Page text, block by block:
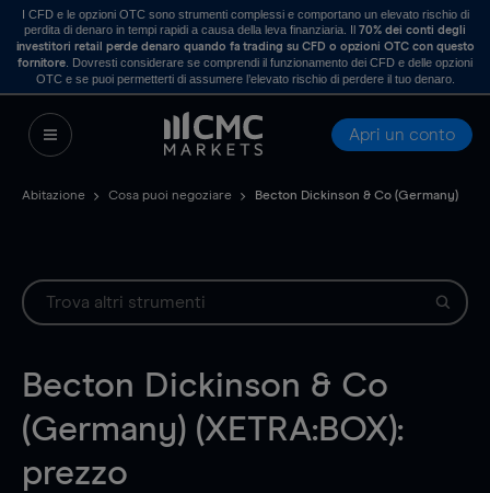
I CFD e le opzioni OTC sono strumenti complessi e comportano un elevato rischio di
perdita di denaro in tempi rapidi a causa della leva finanziaria. Il70% dei conti degli
investitori retail perde denaro quando fa trading su CFD o opzioni OTC con questo
fornitore . Dovresti considerare se comprendi il funzionamento dei CFD e delle opzioni
OTC e se puoi permetterti di assumere l’elevato rischio di perdere il tuo denaro.
Apri un conto
Abitazione Cosa puoi negoziare Becton Dickinson & Co (Germany)
Becton Dickinson & Co
(Germany) (XETRA:BOX):
prezzo